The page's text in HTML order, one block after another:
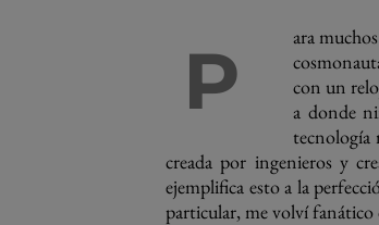
P
ara
con un
a donde
tecnología
creada por ingenieros y
ejemplifica esto a la
particular, me volví fanático